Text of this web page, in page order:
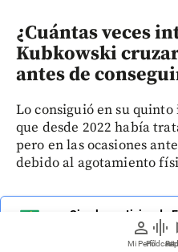
person
Mi Perfil
graphic_eq
Pódcast
¿Cuántas veces
Kubkowski
antes de
Lo consiguió en su
que desde 2022 había
pero en las ocasiones
debido al agotamiento
Siga las noticias de